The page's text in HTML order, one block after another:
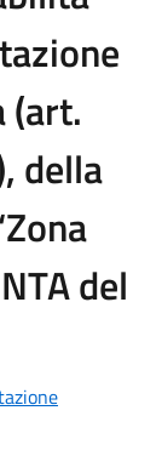
(art.
della
del